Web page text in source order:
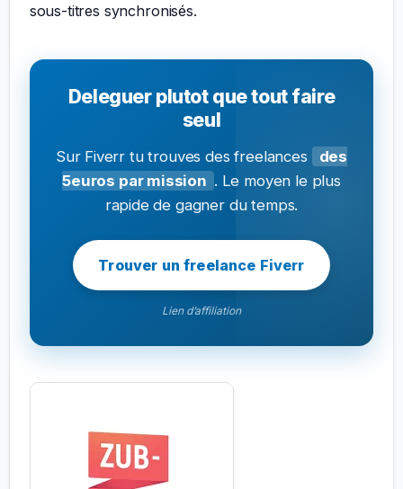
sous-titres synchronisés.
Deleguer plutot que tout faire
seul
Sur Fiverr tu trouves des freelances
des
5euros par mission . Le moyen le plus
rapide de gagner du temps.
Trouver un freelance Fiverr
Lien d’affiliation